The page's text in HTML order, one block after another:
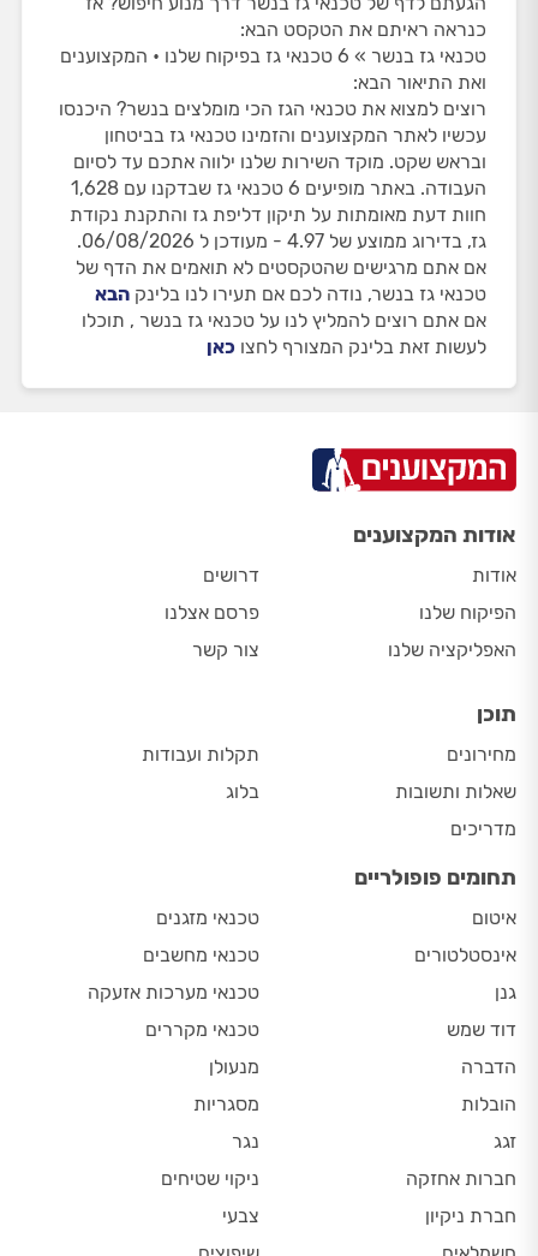
כנראה ראיתם את הטקסט הבא:
טכנאי גז בנשר » 6 טכנאי גז בפיקוח שלנו • המקצוענים
ואת התיאור הבא:
רוצים למצוא את טכנאי הגז הכי מומלצים בנשר? היכנסו
עכשיו לאתר המקצוענים והזמינו טכנאי גז בביטחון
ובראש שקט. מוקד השירות שלנו ילווה אתכם עד לסיום
העבודה. באתר מופיעים 6 טכנאי גז שבדקנו עם 1,628
חוות דעת מאומתות על תיקון דליפת גז והתקנת נקודת
גז, בדירוג ממוצע של 4.97 - מעודכן ל 06/08/2026.
אם אתם מרגישים שהטקסטים לא תואמים את הדף של
טכנאי גז בנשר, נודה לכם אם תעירו לנו בלינק הבא
אם אתם רוצים להמליץ לנו על טכנאי גז בנשר , תוכלו
לעשות זאת בלינק המצורף לחצו כאן
אודות המקצוענים
אודות
הפיקוח שלנו
האפליקציה שלנו
דרושים
פרסם אצלנו
צור קשר
תוכן
מחירונים
שאלות ותשובות
מדריכים
תקלות ועבודות
בלוג
תחומים פופולריים
איטום
אינסטלטורים
גנן
דוד שמש
הדברה
הובלות
זגג
חברות אחזקה
חברת ניקיון
טכנאי מזגנים
טכנאי מחשבים
טכנאי מערכות אזעקה
טכנאי מקררים
מנעולן
מסגריות
נגר
ניקוי שטיחים
צבעי